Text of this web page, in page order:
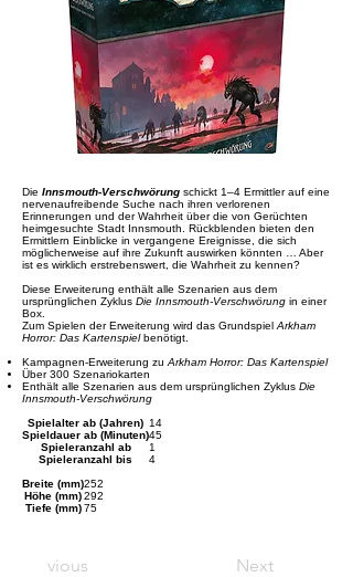
Die Innsmouth-Verschwörung schickt 1–4 Ermittler auf eine
nervenaufreibende Suche nach ihren verlorenen
Erinnerungen und der Wahrheit über die von Gerüchten
heimgesuchte Stadt Innsmouth. Rückblenden bieten den
Ermittlern Einblicke in vergangene Ereignisse, die sich
möglicherweise auf ihre Zukunft auswirken könnten … Aber
ist es wirklich erstrebenswert, die Wahrheit zu kennen?
Diese Erweiterung enthält alle Szenarien aus dem
ursprünglichen Zyklus Die Innsmouth-Verschwörung in einer
Box.
Zum Spielen der Erweiterung wird das Grundspiel Arkham
Horror: Das Kartenspielbenötigt.
Kampagnen-Erweiterung zu Arkham Horror: Das Kartenspiel
Über 300 Szenariokarten
Enthält alle Szenarien aus dem ursprünglichen Zyklus Die
Innsmouth-Verschwörung
Spielalter ab (Jahren) 14
Spieldauer ab (Minuten)45
Spieleranzahl ab
1
Spieleranzahl bis
4
Breite (mm)252
Höhe (mm)292
Tiefe (mm) 75
Previous Next